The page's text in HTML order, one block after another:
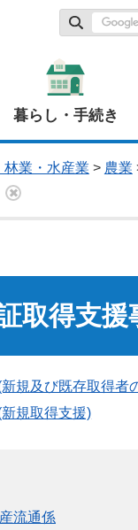
暮らし・手続き
林業・水産業 > 農業
取得支援
規及び既存取得者
規取得支援)
流通係